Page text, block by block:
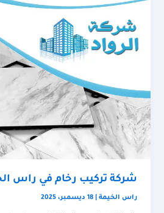
شركة تركيب رخام في راس
راس الخيمة |18 ديسمبر، 2025